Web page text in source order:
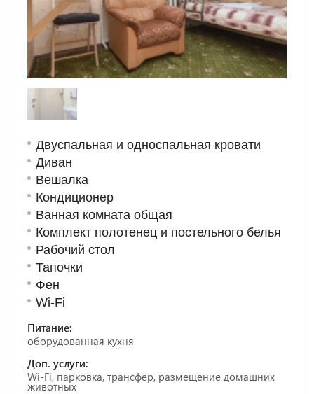
Двуспальная и односпальная кровати
Диван
Вешалка
Кондиционер
Ванная комната общая
Комплект полотенец и постельного белья
Рабочий стол
Тапочки
Фен
Wi-Fi
Питание:
оборудованная кухня
Доп. услуги:
Wi-Fi, парковка, трансфер, размещение домашних
животных